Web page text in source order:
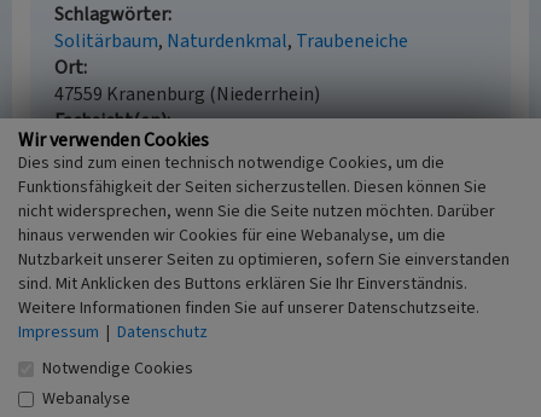
Schlagwörter
Solitärbaum Naturdenkmal Traubeneiche
Ort
47559 Kranenburg (Niederrhein)
Fachsicht(en)
Kulturlandschaftspflege, Landeskunde
Erfassungsmaßstab
i.d.R. 1:5.000 (größer als 1:20.000)
Erfassungsmethode
Auswertung historischer Schriften,
Literaturauswertung, Geländebegehung/-
kartierung
Historischer Zeitraum
Beginn 1810
Wir verwenden Cookies
Dies sind zum einen technisch notwendige Cookies, um die
Funktionsfähigkeit der Seiten sicherzustellen. Diesen können Sie
nicht widersprechen, wenn Sie die Seite nutzen möchten. Darüber
hinaus verwenden wir Cookies für eine Webanalyse, um die
Nutzbarkeit unserer Seiten zu optimieren, sofern Sie einverstanden
sind. Mit Anklicken des Buttons erklären Sie Ihr Einverständnis.
Weitere Informationen finden Sie auf unserer Datenschutzseite.
Impressum | Datenschutz
Notwendige Cookies
Webanalyse